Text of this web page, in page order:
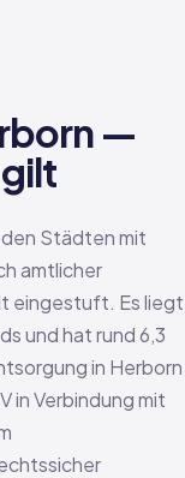
—
den Städten mit
amtlicher
eingestuft. Es liegt
und hat rund 6,3
in Herborn
in Verbindung mit